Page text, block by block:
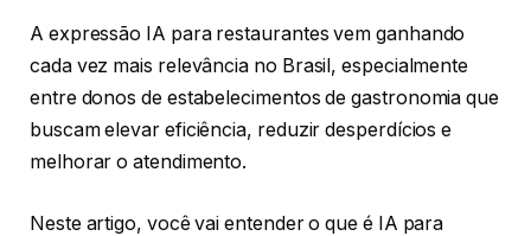
A expressão IA para restaurantes vem ganhando
cada vez mais relevância no Brasil, especialmente
entre donos de estabelecimentos de gastronomia que
buscam elevar eficiência, reduzir desperdícios e
melhorar o atendimento.
Neste artigo, você vai entender o que é IA para